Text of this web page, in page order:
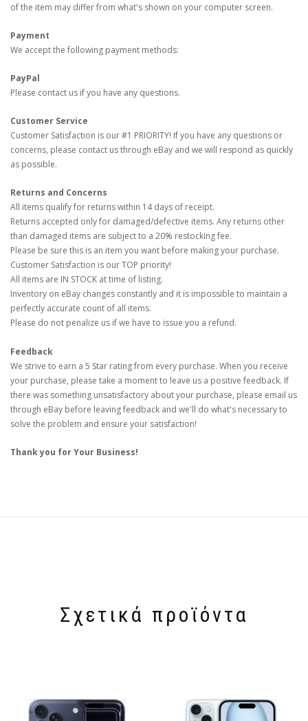
of the item may differ from what's shown on your computer screen.
Payment
We accept the following payment methods:
PayPal
Please contact us if you have any questions.
Customer Service
Customer Satisfaction is our #1 PRIORITY! If you have any questions or
concerns, please contact us through eBay and we will respond as quickly
as possible.
Returns and Concerns
All items qualify for returns within 14 days of receipt.
Returns accepted only for damaged/defective items. Any returns other
than damaged items are subject to a 20% restocking fee.
Please be sure this is an item you want before making your purchase.
Customer Satisfaction is our TOP priority!
All items are IN STOCK at time of listing.
Inventory on eBay changes constantly and it is impossible to maintain a
perfectly accurate count of all items.
Please do not penalize us if we have to issue you a refund.
Feedback
We strive to earn a 5 Star rating from every purchase. When you receive
your purchase, please take a moment to leave us a positive feedback. If
there was something unsatisfactory about your purchase, please email us
through eBay before leaving feedback and we'll do what's necessary to
solve the problem and ensure your satisfaction!
Thank you for Your Business!
Σχετικά προϊόντα